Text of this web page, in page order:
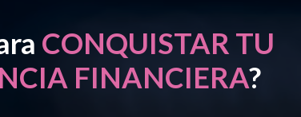
CONQUISTAR TU
FINANCIERA?